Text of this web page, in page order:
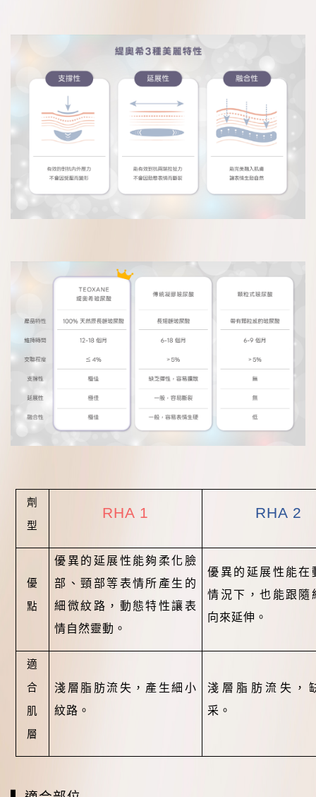
劑
型
RHA 1 RHA 2
優
點
優異的延展性能夠柔化臉
部、頸部等表情所產生的
細微紋路，動態特性讓表
情自然靈動。
優異的延展性能在
情況下，也能跟隨
向來延伸。
適
合
肌
層
淺層脂肪流失，產生細小
紋路。
淺層脂肪流失，
采。